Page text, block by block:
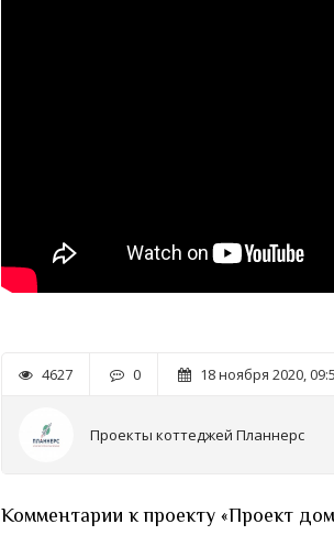
4627 0 18 ноября 2020,
Проекты коттеджей Планнерс
Комментарии к проекту «Проект